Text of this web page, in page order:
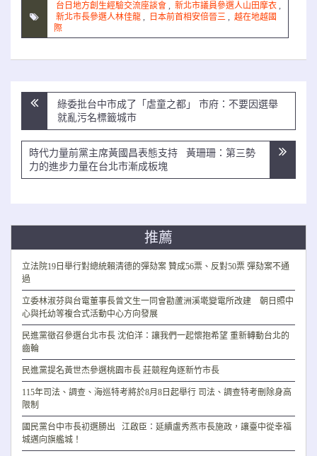
台日地方創生經驗交流座談會 , 新北市議員參選人山田摩衣 ,
新北市長參選人林佳龍 , 日本前首相安倍晉三 , 越在地越國
際
文
導
覽
綠委批台中市成了「虐童之都」 市府：不要因選舉
就亂污名標籤城市
時代力量前黨主席黃國昌表態支持 黃珊珊：第三勢
力的進步力量在台北市漸成板塊
推薦
立法院19日舉行對總統賴清德的彈劾案 贊成56票、反對50票 彈劾案不通
過
立委林淑芬與台電董事長曾文生一同會勘蘆洲溪墘變電所改建 朝日照中
心與托幼等複合式活動中心方向發展
民進黨徵召參選台北市長 沈伯洋：讓我們一起懷抱希望 重新轉動台北的
齒輪
民進黨提名黃世杰參選桃園市長 莊競程角逐新竹市長
115年司法、調查、海巡特考將於8月8日起舉行 司法、調查特考刪除身高
限制
國民黨台中市長初選勝出 江啟臣：延續盧秀燕市長施政，讓臺中從幸福
城邁向旗艦城！